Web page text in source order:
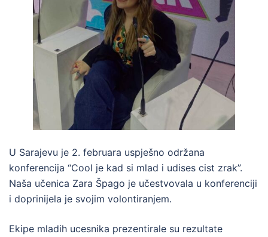
U Sarajevu je 2. februara uspješno održana
konferencija “Cool je kad si mlad i udises cist zrak”.
Naša učenica Zara Špago je učestvovala u konferenciji
i doprinijela je svojim volontiranjem.
Ekipe mladih ucesnika prezentirale su rezultate